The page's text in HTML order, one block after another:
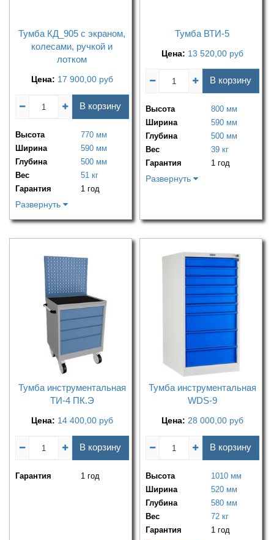
Тумба КД_905 с экраном,
колесами, ручкой и
лотком
Цена: 17 900,00 руб
В корзину
Высота
770 мм
Ширина
590 мм
Глубина
500 мм
Вес
51 кг
Гарантия
1 год
Развернуть
Тумба ВТИ-5
Цена: 13 520,00 руб
В корзину
Высота
800 мм
Ширина
590 мм
Глубина
500 мм
Вес
39 кг
Гарантия
1 год
Развернуть
Тумба инструментальная
ТИ-4 ПК.Э
Цена: 14 400,00 руб
В корзину
Гарантия 1 год
Тумба инструментальная
WDS-9
Цена: 28 000,00 руб
В корзину
Высота
1010 мм
Ширина
520 мм
Глубина
580 мм
Вес
72 кг
Гарантия
1 год